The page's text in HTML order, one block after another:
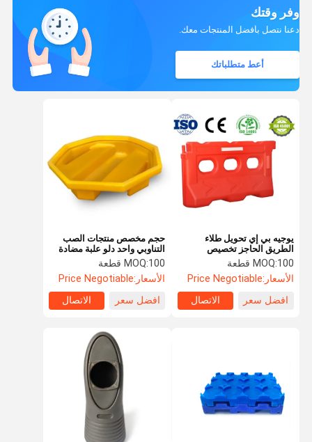
وفر وقتك
دعنا نتصل بأفضل المنتجات معك.
أعط متطلباتك
يوجيه بي إي تحويل طلاء
الطريق الحاجز تخصيص
السلامة على الطرق برميل
Rotomolding
MOQ:100 قطعة
الأسعار:Price Negotiable
افضل سعر
الاتصال
حجم مخصص منتجات الصب
التناوبي واحد دلو علبة مضادة
للانقلابMOQ:100 قطعة
الأسعار:Price Negotiable
افضل سعر
الاتصال